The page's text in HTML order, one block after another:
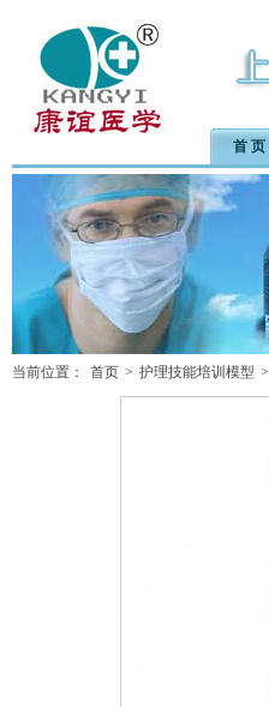
首 页
当前位置： 首页 > 护理技能培训模型 >